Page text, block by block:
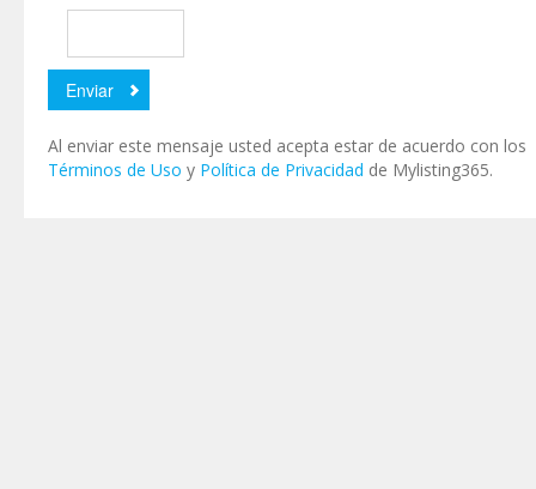
Al enviar este mensaje usted acepta estar de acuerdo con los
Términos de Uso y Política de Privacidad de Mylisting365.